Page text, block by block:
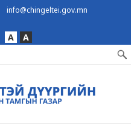
info@chingeltei.gov.mn
A A